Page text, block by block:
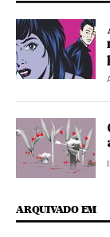
ARQUIVADO EM